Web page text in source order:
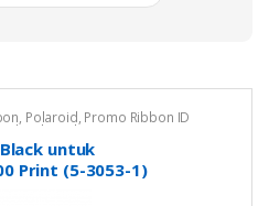
, Polaroid, Promo Ribbon ID
Polaroid P101
untuk
Print (5-3053-1)